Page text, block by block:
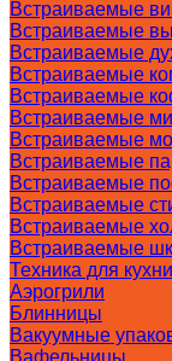
Встраиваемые
Встраиваемые
Встраиваемые
Встраиваемые
Встраиваемые
Встраиваемые
Встраиваемые
Встраиваемые
Встраиваемые
Встраиваемые
Встраиваемые
Встраиваемые
Техника для кухни
Аэрогрили
Блинницы
Вакуумные
Вафельницы